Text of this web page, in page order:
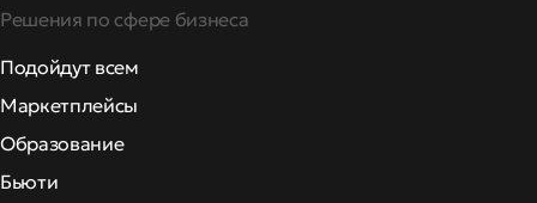
Решения по сфере бизнеса
Подойдут всем
Маркетплейсы
Образование
Бьюти